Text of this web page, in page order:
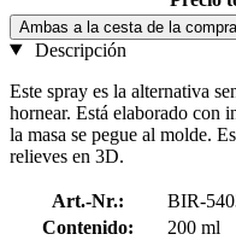
Ambas a la cesta de la compra
Descripción
Este spray es la alternativa
hornear. Está elaborado con
la masa se pegue al molde.
relieves en 3D.
Art.-Nr.:
BIR-
Contenido:
200 ml